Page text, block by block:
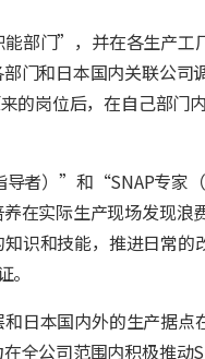
能部门”，并在各生产
门和日本国内关联公司
的岗位后，在自己部门
导者）”和“SNAP专家
在实际生产现场发现浪
识和技能，推进日常的
日本国内外的生产据点
全公司范围内积极推动